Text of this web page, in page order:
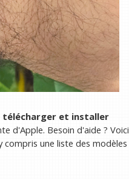
télécharger et installer
d'Apple. Besoin d'aide ? Voici
une liste des modèles